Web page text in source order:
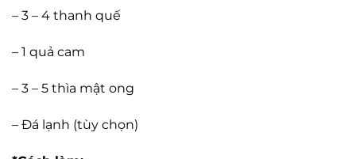
– 3 – 4 thanh quế
– 1 quả cam
– 3 – 5 thìa mật ong
– Đá lạnh (tùy chọn)